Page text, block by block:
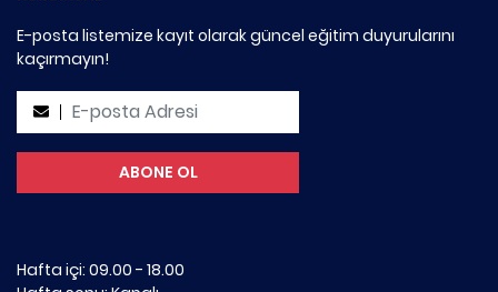
E-posta listemize kayıt olarak güncel eğitim duyurularını
kaçırmayın!
Hafta içi: 09.00 - 18.00